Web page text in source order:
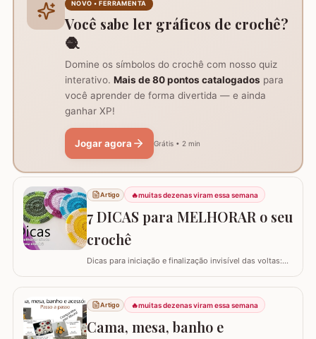
suporte inteligente na hora de carregar seu…
NOVO • FERRAMENTA
Você sabe ler gráficos de crochê?
🧶
Domine os símbolos do crochê com nosso quiz
interativo. Mais de 80 pontos catalogados para
você aprender de forma divertida — e ainda
ganhar XP!
Jogar agora Grátis • 2 min
Artigo 🔥muitas dezenas viram essa semana
7 DICAS para MELHORAR o seu
crochê
Dicas para iniciação e finalização invisível das voltas:
garante um acabamento quase imperceptível nas
iniciações e finalizações das voltas, resultando em um
trabalho mais elegante. Variações de pontos com o
falso ponto alto: Experimentar…
Artigo 🔥muitas dezenas viram essa semana
Cama, mesa, banho e